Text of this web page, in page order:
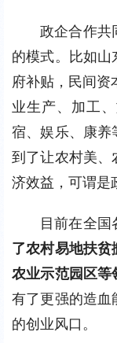
政企合作共
的模式。比如山
府补贴，民间资
业生产、加工
宿、娱乐、康养
到了让农村美、
济效益，可谓是
目前在全国
了农村易地扶
农业示范园区等
有了更强的造血
的创业风口。